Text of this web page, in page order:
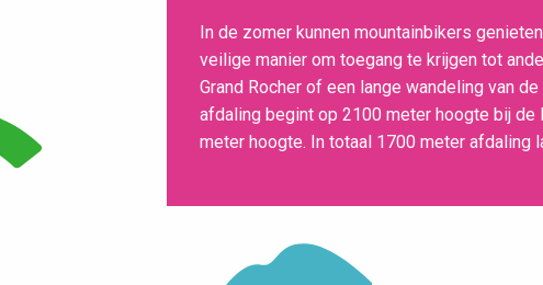
In de zomer kunnen mountainbikers
veilige manier om toegang te krijgen tot
Grand Rocher of een lange wandeling van
afdaling begint op 2100 meter hoogte bij
meter hoogte. In totaal 1700 meter afdaling